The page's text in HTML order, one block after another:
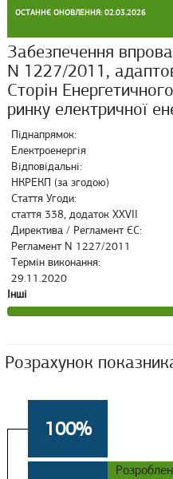
ОСТАННЄ ОНОВЛЕННЯ: 02.03.2026
Забезпечення
N 1227/2011,
Сторін
ринку електричної
Піднапрямок:
Електроенергія
Відповідальні:
НКРЕКП (за згодою)
Стаття Угоди:
стаття 338, додаток XXVII
Директива / Регламент ЄС:
Регламент N 1227/2011
Термін виконання:
29.11.2020
Інші
Розрахунок
100%